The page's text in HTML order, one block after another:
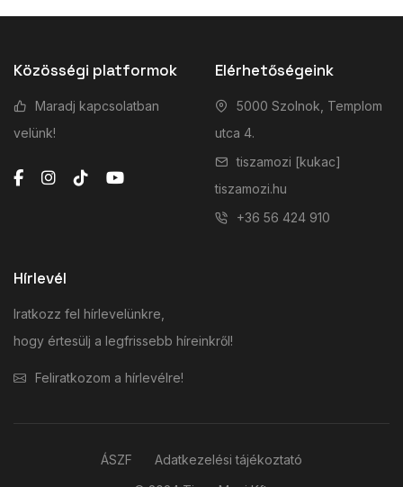
Közösségi platformok
Maradj kapcsolatban
velünk!
Elérhetőségeink
5000 Szolnok, Templom
utca 4.
tiszamozi [kukac]
tiszamozi.hu
+36 56 424 910
Hírlevél
Iratkozz fel hírlevelünkre,
hogy értesülj a legfrissebb híreinkről!
Feliratkozom a hírlevélre!
ÁSZF Adatkezelési tájékoztató